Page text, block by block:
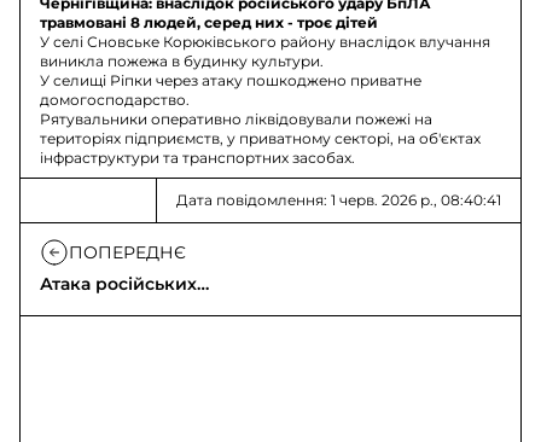
травмовані 8 людей, серед них - троє дітей
У селі Сновське Корюківського району внаслідок влучання
виникла пожежа в будинку культури.
У селищі Ріпки через атаку пошкоджено приватне
домогосподарство.
Рятувальники оперативно ліквідовували пожежі на
територіях підприємств, у приватному секторі, на об'єктах
інфраструктури та транспортних засобах.
Дата повідомлення: 1 черв. 2026 р., 08:40:41
ПОПЕРЕДНЄ
Атака російських
БпЛА: 4 жінки